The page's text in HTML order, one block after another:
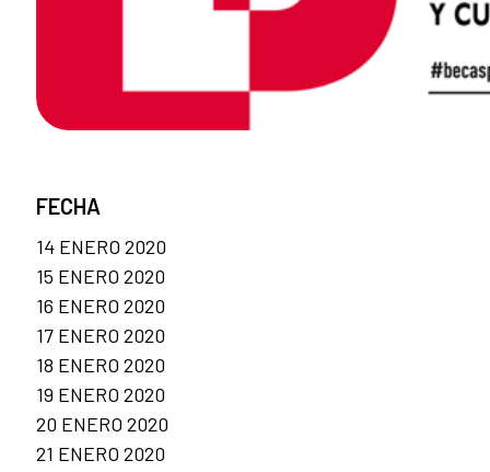
FECHA
14 ENERO 2020
15 ENERO 2020
16 ENERO 2020
17 ENERO 2020
18 ENERO 2020
19 ENERO 2020
20 ENERO 2020
21 ENERO 2020